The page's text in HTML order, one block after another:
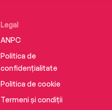
Legal
ANPC
Politica de
confidențialitate
Politica de cookie
Termeni și condiții